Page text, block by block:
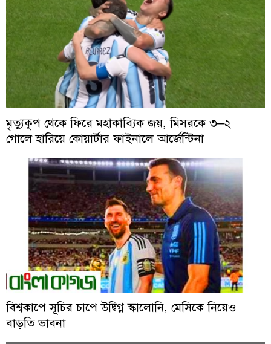
মৃত্যুকূপ থেকে ফিরে মহাকাব্যিক জয়, মিসরকে ৩–২
গোলে হারিয়ে কোয়ার্টার ফাইনালে আর্জেন্টিনা
বিশ্বকাপে সূচির চাপে উদ্বিগ্ন স্কালোনি, মেসিকে নিয়েও
বাড়তি ভাবনা